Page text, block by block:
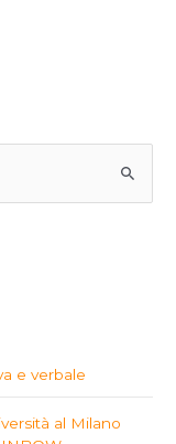
e verbale
al Milano